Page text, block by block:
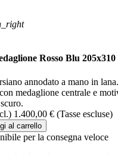
Rosso Blu
annodato a mano in
medaglione centrale e
1.400,00 € (Tasse escluse)
al carrello
per la consegna veloce